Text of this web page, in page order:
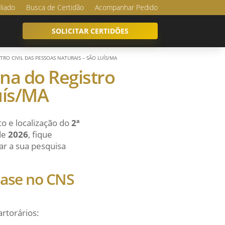
Busca de Certidão Acompanhar Pedido
SOLICITAR CERTIDÕES
CIVIL DAS PESSOAS NATURAIS – SÃO LUÍS/MA
do Registro
MA
e localização do2ª
2026, fique
a sua pesquisa
no CNS